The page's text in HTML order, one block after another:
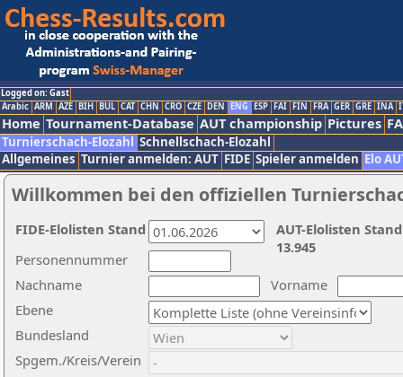
Logged on: Gast
Arabic ARM AZE BIH BUL CAT CHN CRO CZE DEN ENG ESP FAI FIN FRA GER GRE INA
Home Tournament-Database AUT championship Pictures
Turnierschach-Elozahl Schnellschach-Elozahl
Allgemeines Turnier anmelden: AUT FIDE Spieler anmelden Elo
Willkommen bei den offiziellen
Nachname
Vorname
Ebene
Personennummer
Bundesland
Spgem./Kreis/Verein
AUT-Elolisten
13.945
FIDE-Elolisten Stand